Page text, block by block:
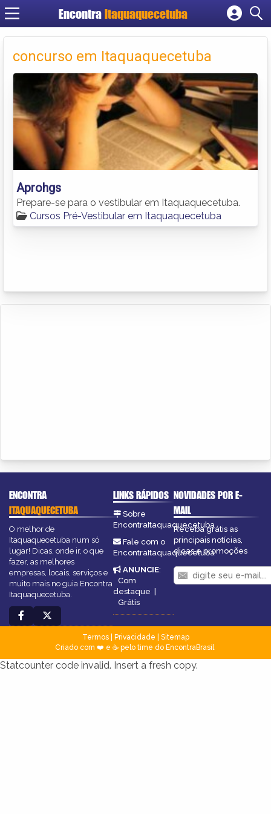
Encontra Itaquaquecetuba
Cadastrar empresa
Criar conta
concurso em Itaquaquecetuba
Aprohgs
Prepare-se para o vestibular em Itaquaquecetuba.
Cursos Pré-Vestibular em Itaquaquecetuba
ENCONTRA
ITAQUAQUECETUBA
O melhor de
Itaquaquecetuba num só
lugar! Dicas, onde ir, o que
fazer, as melhores
empresas, locais, serviços e
muito mais no guia Encontra
Itaquaquecetuba.
LINKS RÁPIDOS
Sobre
EncontraItaquaquecetuba
Fale com o
EncontraItaquaquecetuba
ANUNCIE:
Com
destaque |
Grátis
NOVIDADES POR E-
MAIL
Receba grátis as
principais notícias,
dicas e promoções
Termos| Privacidade
Sitemap
Criado com ❤️ e ☕ pelo time do EncontraBrasil
Statcounter code invalid. Insert a fresh copy.